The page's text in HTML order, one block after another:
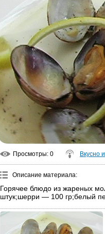
Просмотры: 0 Вкусно
Описание материала:
Горячее блюдо из жареных
штук;шерри — 100 гр;белый